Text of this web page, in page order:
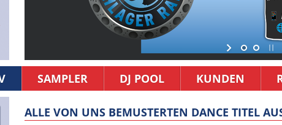
SAMPLER DJ POOL KUNDEN
ALLE VON UNS BEMUSTERTEN DANCE TITEL